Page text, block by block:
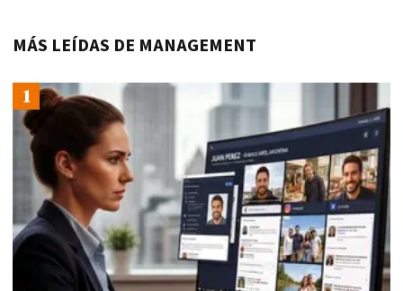
MÁS LEÍDAS DE MANAGEMENT